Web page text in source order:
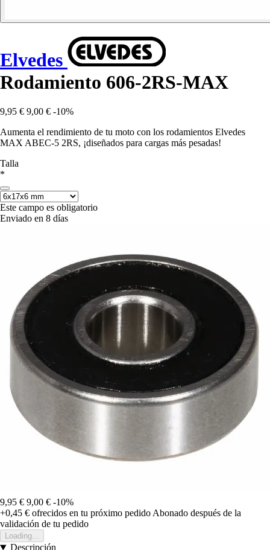
Elvedes
Rodamiento 606-2RS-MAX
9,95 € 9,00 € -10%
Aumenta el rendimiento de tu moto con los rodamientos Elvedes
MAX ABEC-5 2RS, ¡diseñados para cargas más pesadas!
Talla
*
Este campo es obligatorio
Enviado en 8 días
9,95 € 9,00 € -10%
+0,45 € ofrecidos en tu próximo pedido Abonado después de la
validación de tu pedido
Loading...
Descripción